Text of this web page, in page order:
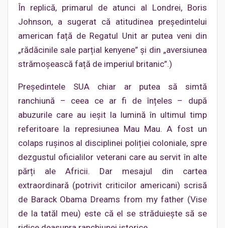
În replică, primarul de atunci al Londrei, Boris
Johnson, a sugerat că atitudinea președintelui
american față de Regatul Unit ar putea veni din
„rădăcinile sale parțial kenyene” și din „aversiunea
strămoșească față de imperiul britanic”.)
Președintele SUA chiar ar putea să simtă
ranchiună – ceea ce ar fi de înțeles – după
abuzurile care au ieșit la lumină în ultimul timp
referitoare la represiunea Mau Mau. A fost un
colaps rușinos al disciplinei poliției coloniale, spre
dezgustul oficialilor veterani care au servit în alte
părți ale Africii. Dar mesajul din cartea
extraordinară (potrivit criticilor americani) scrisă
de Barack Obama Dreams from my father (Vise
de la tatăl meu) este că el se străduiește să se